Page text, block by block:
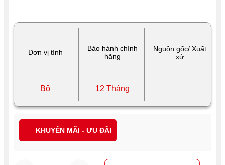
Đơn vị tính
Bảo hành chính
hãng
Nguồn gốc/ Xuất
xứ
Bộ 12 Tháng
KHUYẾN MÃI - ƯU ĐÃI